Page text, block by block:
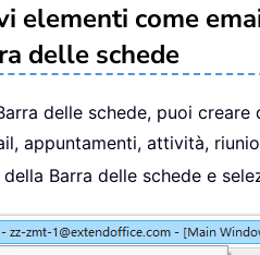
elementi come
delle schede
delle schede, puoi
appuntamenti, attività,
Barra delle schede e